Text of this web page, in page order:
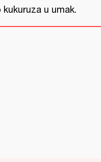
u umak.